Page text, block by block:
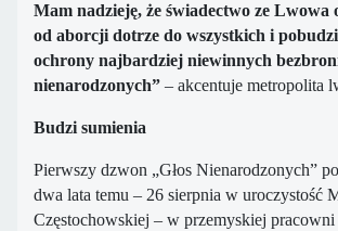
Mam nadzieję, że świadectwo ze Lwowa
od aborcji dotrze do wszystkich i
ochrony najbardziej niewinnych
nienarodzonych” – akcentuje metropolita
Budzi sumienia
Pierwszy dzwon „Głos Nienarodzonych”
dwa lata temu – 26 sierpnia w uroczystość
Częstochowskiej – w przemyskiej